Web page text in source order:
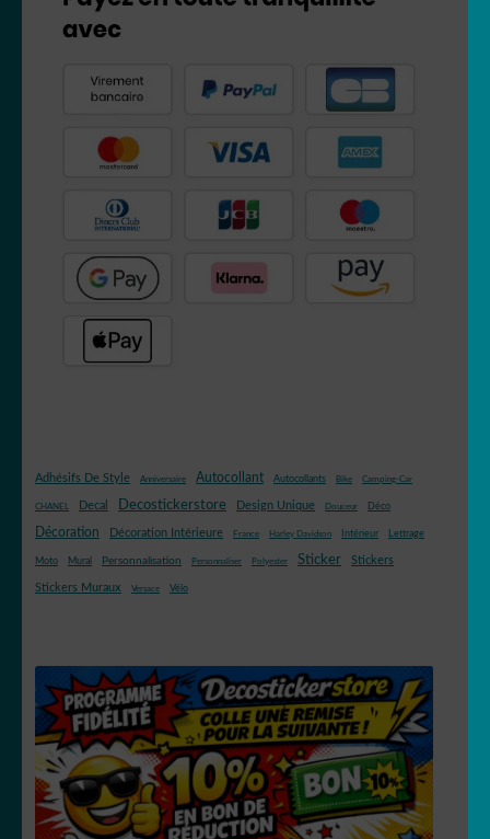
Adhésifs De Style Anniversaire Autocollant Autocollants Bike Camping-Car
CHANEL Decal Decostickerstore Design Unique Douceur Déco
Décoration Décoration Intérieure France Harley Davidson Intérieur Lettrage
Moto Mural Personnalisation Personnaliser Polyester Sticker Stickers
Stickers Muraux Versace Vélo